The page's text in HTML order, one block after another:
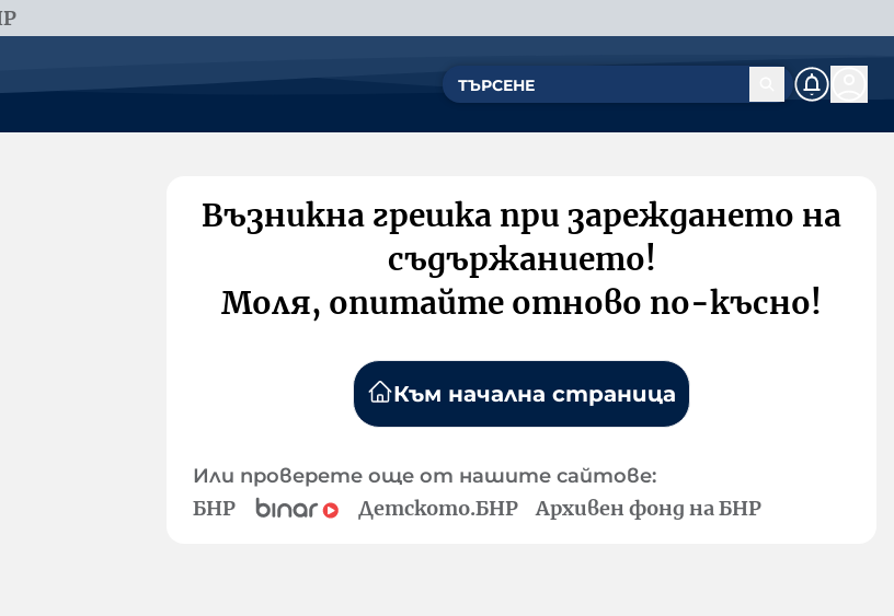
Възникна грешка при зареждането на
съдържанието!
Моля, опитайте отново по-късно!
Към начална страница
Или проверете още от нашите сайтове:
БНР Детското.БНР Архивен фонд на БНР